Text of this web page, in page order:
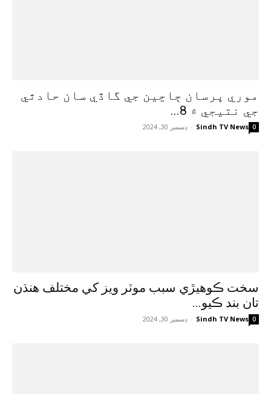
موري ڀرسان ڄاڃين جي گاڏي سان حادثي
جي نتيجي ۾ 8...
Sindh TV News
- ڊسمبر 30, 2024 0
سخت ڪوهيڙي سبب موٽر ويز کي مختلف هنڌن
تان بند ڪيو...
Sindh TV News
- ڊسمبر 30, 2024 0